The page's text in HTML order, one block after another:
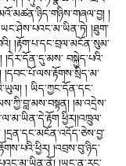
།
།ཐུག་
།རྟོག་པ་དང་བྲལ་མངོན་སུམ་
།དེར་དོན་དུ་མས་ བསྐྱེད་པའི་
།དབང་པོ་ལས་རྟོགས་སྲིད་མ་
། ཡིད་ཀྱང་དོན་དང་
།མ་འདྲེས་
ཕྱིར།།འཁྲུལ་
།དྲན་དང་མངོན་འདོད་ཅེས་བྱ་
།འབྲས་བུ་ཉིད་
།ཡང་ན་རང་